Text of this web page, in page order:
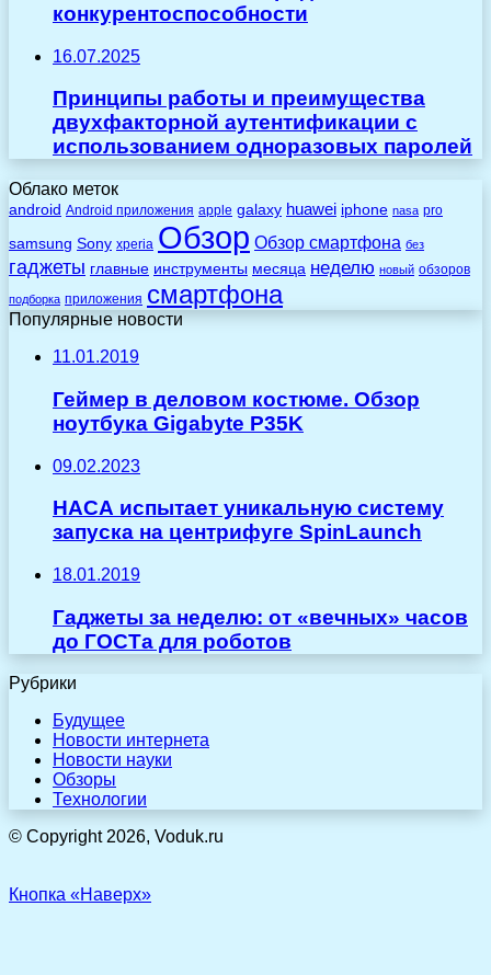
конкурентоспособности
16.07.2025
Принципы работы и преимущества
двухфакторной аутентификации с
использованием одноразовых паролей
Облако меток
android Android приложения apple galaxy huawei iphone nasa pro
samsung Sony xperia Обзор Обзор смартфона без
гаджеты главные инструменты месяца неделю новый обзоров
подборка приложения смартфона
Популярные новости
11.01.2019
Геймер в деловом костюме. Обзор
ноутбука Gigabyte P35K
09.02.2023
НАСА испытает уникальную систему
запуска на центрифуге SpinLaunch
18.01.2019
Гаджеты за неделю: от «вечных» часов
до ГОСТа для роботов
Рубрики
Будущее
Новости интернета
Новости науки
Обзоры
Технологии
© Copyright 2026, Voduk.ru
Кнопка «Наверх»